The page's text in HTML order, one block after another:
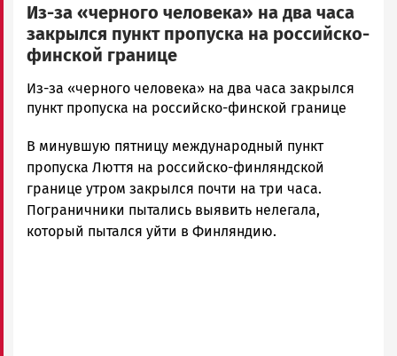
Из-за «черного человека» на два часа
закрылся пункт пропуска на российско-
финской границе
admintimur
Новости
и
Карелии
|
Петрозаводск
ГОВОРИТ
Из-за «черного человека» на два часа закрылся
пункт пропуска на российско-финской границе
В минувшую пятницу международный пункт
пропуска Люття на российско-финляндской
границе утром закрылся почти на три часа.
Пограничники пытались выявить нелегала,
который пытался уйти в Финляндию.